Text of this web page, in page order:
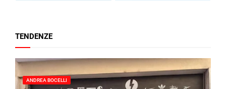
TENDENZE
ANDREA BOCELLI